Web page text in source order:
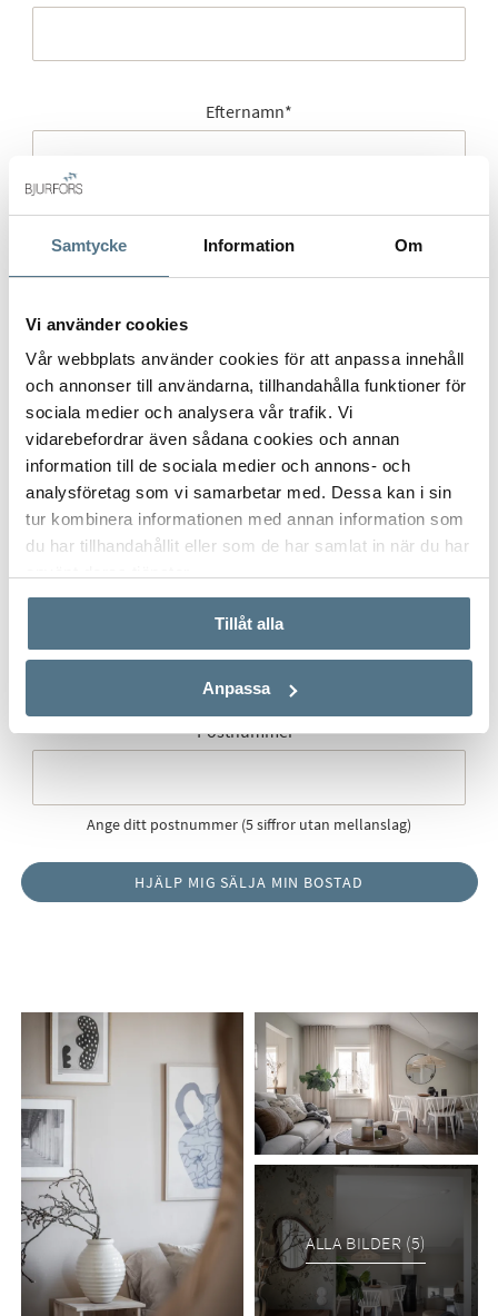
Samtycke Information Om
Vi använder cookies
Vår webbplats använder cookies för att anpassa innehåll
och annonser till användarna, tillhandahålla funktioner för
sociala medier och analysera vår trafik. Vi
vidarebefordrar även sådana cookies och annan
information till de sociala medier och annons- och
analysföretag som vi samarbetar med. Dessa kan i sin
tur kombinera informationen med annan information som
du har tillhandahållit eller som de har samlat in när du har
Tillåt alla
Anpassa
Efternamn*
Mobilnummer
E-post*
Gatuadress (Välj adress)*
Postnummer*
Ange ditt postnummer (5 siffror utan mellanslag)
ALLA BILDER (5)